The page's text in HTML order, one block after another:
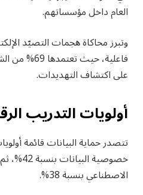
العام داخل مؤسساتهم.
وتبرز محاكاة هجمات التصيّد
فاعلية، حيث
على اكتشاف التهديدات.
أولويات التدريب
خصوصية
الاصطناعي بنسبة 38%.